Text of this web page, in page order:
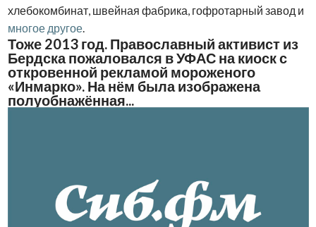
хлебокомбинат, швейная фабрика, гофротарный завод и
многое другое.
Тоже 2013 год. Православный активист из
Бердска пожаловался в УФАС на киоск с
откровенной рекламой мороженого
«Инмарко». На нём была изображена
полуобнажённая...